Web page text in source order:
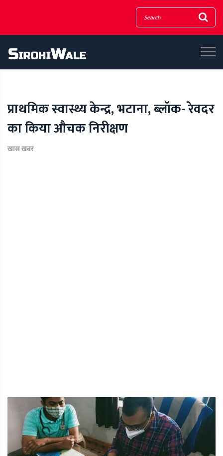
प्राथमिक स्वास्थ्य केन्द्र, भटाना, ब्लॉक- रेवदर
का किया औचक निरीक्षण
खास खबर